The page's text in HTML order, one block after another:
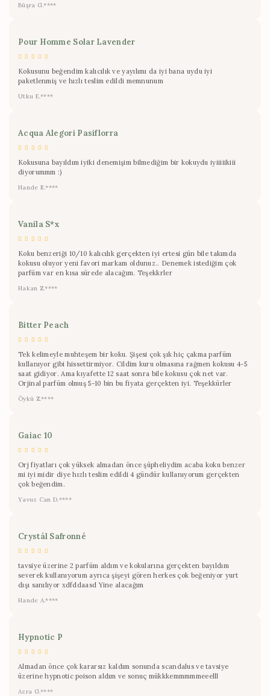
Büşra G.****
Pour Homme Solar Lavender
Kokusunu beğendim kalıcılık ve yayılımı da iyi bana uydu iyi
paketlenmiş ve hızlı teslim edildi memnunum
Utku E.****
Acqua Alegori Pasiflorra
Kokusuna bayıldım iyiki denemişim bilmediğim bir kokuydu iyiiiiikiii
diyorummm :)
Hande R.****
Vanila S*x
Koku benzeriği 10/10 kalıcılık gerçekten iyi ertesi gün bile takımda
kokusu oluyor yeni favori markam oldunuz.. Denemek istediğim çok
parfüm var en kısa sürede alacağım. Teşekkrler
Hakan Z.****
Bitter Peach
Tek kelimeyle muhteşem bir koku. Şişesi çok şık hiç çakma parfüm
kullanıyor gibi hissettirmiyor. Cildim kuru olmasına rağmen kokusu 4-5
saat gidiyor. Ama kıyafette 12 saat sonra bile kokusu çok net var.
Orjinal parfüm olmuş 5-10 bin bu fiyata gerçekten iyi. Teşekkürler
Öykü Z.****
Gaiac 10
Orj fiyatları çok yüksek almadan önce şüpheliydim acaba koku benzer
mi iyi midir diye hızlı teslim edildi 4 gündür kullanıyorum gerçekten
çok beğendim.
Yavuz Can D.****
Crystál Safronné
tavsiye üzerine 2 parfüm aldım ve kokularına gerçekten bayıldım
severek kullanıyorum ayrıca şişeyi gören herkes çok beğeniyor yurt
dışı sanılıyor xdfddaasd Yine alacağım
Hande A.****
Hypnotic P
Almadan önce çok kararsız kaldım sonunda scandalus ve tavsiye
üzerine hypnotic poison aldım ve sonuç mükkkemmmmmeeelll
Azra G.****